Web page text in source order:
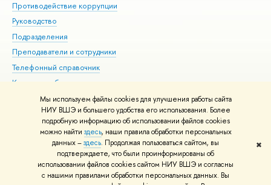
Мы используем файлы cookies для улучшения работы сайта
НИУ ВШЭ и большего удобства его использования. Более
подробную информацию об использовании файлов cookies
можно найти здесь, наши правила обработки персональных
данных –здесь. Продолжая пользоваться сайтом, вы
подтверждаете, что были проинформированы об
использовании файлов cookies сайтом НИУ ВШЭ и согласны
с нашими правилами обработки персональных данных. Вы
✖
Противодействие коррупции
Руководство
Подразделения
Преподаватели и сотрудники
Телефонный справочник
Корпуса и общежития
ВШЭ для студентов с ограниченными возможностями
здоровья и инвалидностью
Единая платежная страница
© НИУ ВШЭ 1993–2026 Условия использования материалов Адреса
и контакты Карта сайта